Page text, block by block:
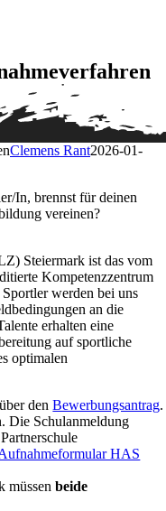
Clemens Rant2026-01-
In, brennst für deinen
vereinen?
Steiermark ist das vom
Kompetenzzentrum
werden bei uns
an die
erhalten eine
auf sportliche
optimalen
denBewerbungsantrag.
Die Schulanmeldung
HAS
müssenbeide